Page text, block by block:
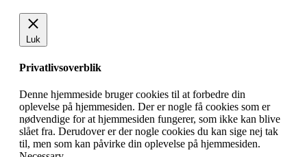
Luk
Privatlivsoverblik
Denne hjemmeside bruger cookies til at forbedre din
oplevelse på hjemmesiden. Der er nogle få cookies som er
nødvendige for at hjemmesiden fungerer, som ikke kan blive
slået fra. Derudover er der nogle cookies du kan sige nej tak
til, men som kan påvirke din oplevelse på hjemmesiden.